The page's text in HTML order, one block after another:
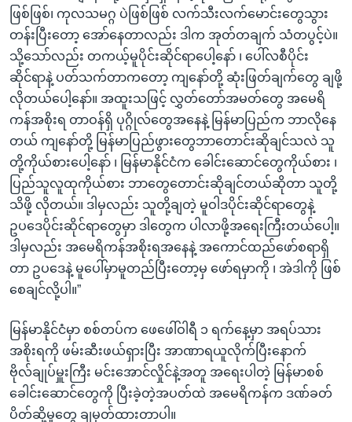
ဖြစ်ဖြစ်၊ ကုလသမဂ္ဂ ပဲဖြစ်ဖြစ် လက်သီးလက်မောင်းတွေသွား
တန်းပြီးတော့ အော်နေတာလည်း ဒါက အုတ်တချက် သံတပွင့်ပဲ။
သို့သော်လည်း တကယ့်မူပိုင်းဆိုင်ရာပေါ့နော် ၊ ပေါ်လစီပိုင်း
ဆိုင်ရာနဲ့ ပတ်သက်တာကတော့ ကျနော်တို့ ဆုံးဖြတ်ချက်တွေ ချဖို့
လိုတယ်ပေါ့နော်။ အထူးသဖြင့် လွှတ်တော်အမတ်တွေ အမေရိ
ကန်အစိုးရ တာဝန်ရှိ ပုဂ္ဂိုလ်တွေအနေနဲ့ မြန်မာပြည်က ဘာလိုနေ
တယ် ကျနော်တို့ မြန်မာပြည်ဖွားတွေဘာတောင်းဆိုချင်သလဲ သူ
တို့ကိုယ်စားပေါ့နော် ၊ မြန်မာနိုင်ငံက ခေါင်းဆောင်တွေကိုယ်စား ၊
ပြည်သူလူထုကိုယ်စား ဘာတွေတောင်းဆိုချင်တယ်ဆိုတာ သူတို့
သိဖို့ လိုတယ်။ ဒါမှလည်း သူတို့ချတဲ့ မူဝါဒပိုင်းဆိုင်ရာတွေနဲ့
ဥပဒေပိုင်းဆိုင်ရာတွေမှာ ဒါတွေက ပါလာဖို့အရေးကြီးတယ်ပေါ့။
ဒါမှလည်း အမေရိကန်အစိုးရအနေနဲ့ အကောင်ထည်ဖော်စရာရှိ
တာ ဥပဒေနဲ့ မူပေါ်မှာမူတည်ပြီးတော့မှ ဖော်ရမှာကို ၊ အဲဒါကို ဖြစ်
စေချင်လို့ပါ။”
မြန်မာနိုင်ငံမှာ စစ်တပ်က ဖေဖေါ်ဝါရီ ၁ ရက်နေ့မှာ အရပ်သား
အစိုးရကို ဖမ်းဆီးဖယ်ရှားပြီး အာဏာရယူလိုက်ပြီးနောက်
ဗိုလ်ချုပ်မှူးကြီး မင်းအောင်လှိုင်နဲ့အတူ အရေးပါတဲ့ မြန်မာစစ်
ခေါင်းဆောင်တွေကို ပြီးခဲ့တဲ့အပတ်ထဲ အမေရိကန်က ဒဏ်ခတ်
ပိတ်ဆို့မှုတွေ ချမှတ်ထားတာပါ။